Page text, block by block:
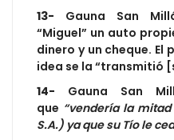
13- Gauna San
“Miguel” un auto
dinero y un cheque.
idea se la “transmitió
14- Gauna San
que “vendería la
S.A.) ya que su Tío le